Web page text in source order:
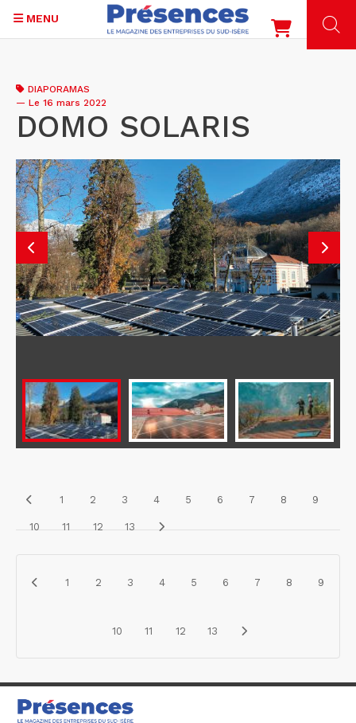
contenu
principal
MENU
DIAPORAMAS
— Le 16 mars 2022
DOMO SOLARIS
1 2 3 4 5 6 7 8 9
10 11 12 13
1 2 3 4 5 6 7 8 9
10 11 12 13